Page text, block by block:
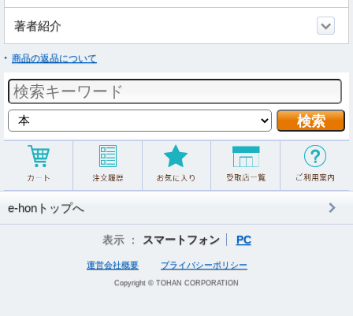
著者紹介
商品の返品について
e-honトップへ
表示 ： スマートフォン PC
運営会社概要 プライバシーポリシー
Copyright © TOHAN CORPORATION